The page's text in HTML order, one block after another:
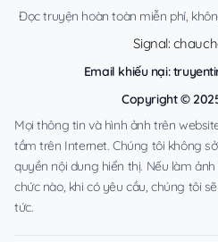
Đọc truyện hoàn toàn miễn phí,
Signal:
Email khiếu nại:
Copyright ©
Mọi thông tin và hình ảnh trên
tầm trên Internet. Chúng tôi không
quyền nội dung hiển thị. Nếu làm
chức nào, khi có yêu cầu, chúng tôi
tức.